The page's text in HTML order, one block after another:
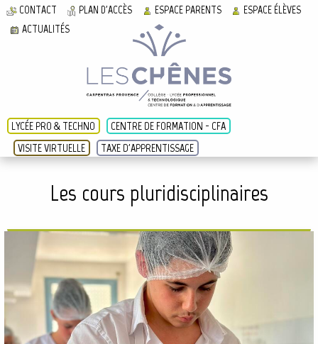
LYCÉE PRO & TECHNO
CENTRE DE FORMATION - CFA
VISITE VIRTUELLE
TAXE D'APPRENTISSAGE
CONTACT PLAN D'ACCÈS ESPACE PARENTS
ESPACE ÉLÈVES
ACTUALITÉS
Les cours pluridisciplinaires